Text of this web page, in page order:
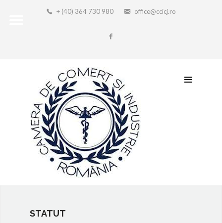
+ (40) 364 730 980 office@ccicj.ro
STATUT